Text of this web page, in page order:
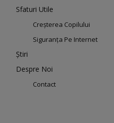
Sfaturi Utile
Creșterea Copilului
Siguranța Pe Internet
Știri
Despre Noi
Contact